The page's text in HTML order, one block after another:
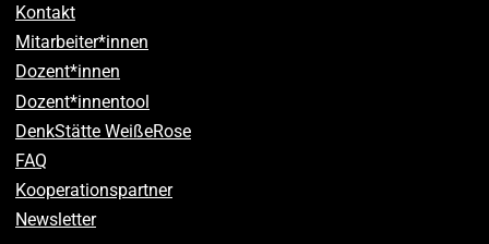
Kontakt
Mitarbeiter*innen
Dozent*innen
Dozent*innentool
DenkStätte WeißeRose
FAQ
Kooperationspartner
Newsletter